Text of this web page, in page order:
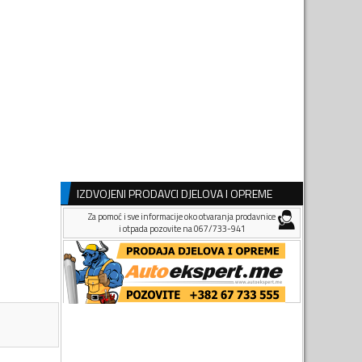
IZDVOJENI PRODAVCI DJELOVA I OPREME
Za pomoć i sve informacije oko otvaranja prodavnice
i otpada pozovite na 067/733-941